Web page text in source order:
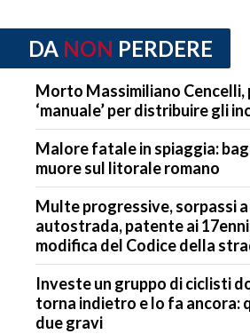
DA NON PERDERE
Morto Massimiliano Cencelli,
‘manuale’ per distribuire gli
Malore fatale in spiaggia:
muore sul litorale romano
Multe progressive, sorpassi
autostrada, patente ai
modifica del Codice della
Investe un gruppo di ciclisti
torna indietro e lo fa
due gravi